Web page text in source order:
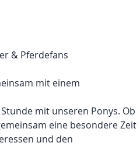
& Pferdefans
mit einem
mit unseren Ponys. Ob
eine besondere Zeit
und den